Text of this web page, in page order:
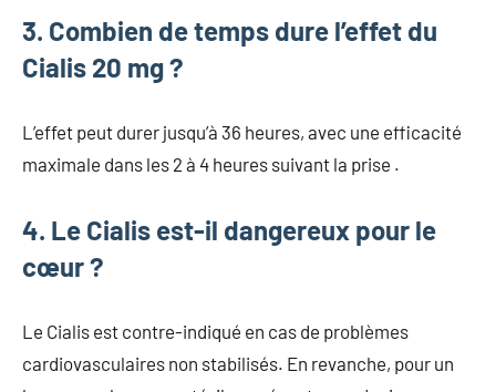
3. Combien de temps dure l’effet du
Cialis 20 mg ?
L’effet peut durer jusqu’à 36 heures, avec une efficacité
maximale dans les 2 à 4 heures suivant la prise .
4. Le Cialis est-il dangereux pour le
cœur ?
Le Cialis est contre-indiqué en cas de problèmes
cardiovasculaires non stabilisés. En revanche, pour un